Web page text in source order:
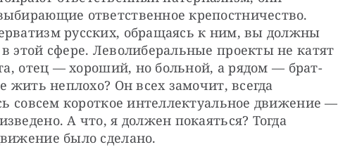
ответственное крепостничество.
русских, обращаясь к ним, вы должны
этой сфере. Леволиберальные проекты не катят
отец — хороший, но больной, а рядом — брат-
жить неплохо? Он всех замочит, всегда
совсем короткое интеллектуальное движение —
А что, я должен покаяться? Тогда
было сделано.